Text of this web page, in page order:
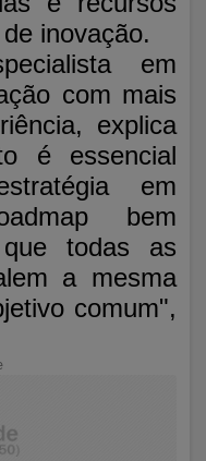
inovação.
em
com mais
explica
é essencial
em
bem
todas as
a mesma
comum",